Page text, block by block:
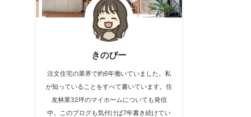
きのぴー
注文住宅の業界で約6年働いていました。私
が知っていることをすべて書いています。住
友林業32坪のマイホームについても発信
中。このブログも気付けば7年書き続けてい